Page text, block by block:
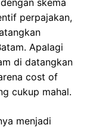
skema
perpajakan,
Apalagi
di datangkan
cost of
cukup mahal.
menjadi